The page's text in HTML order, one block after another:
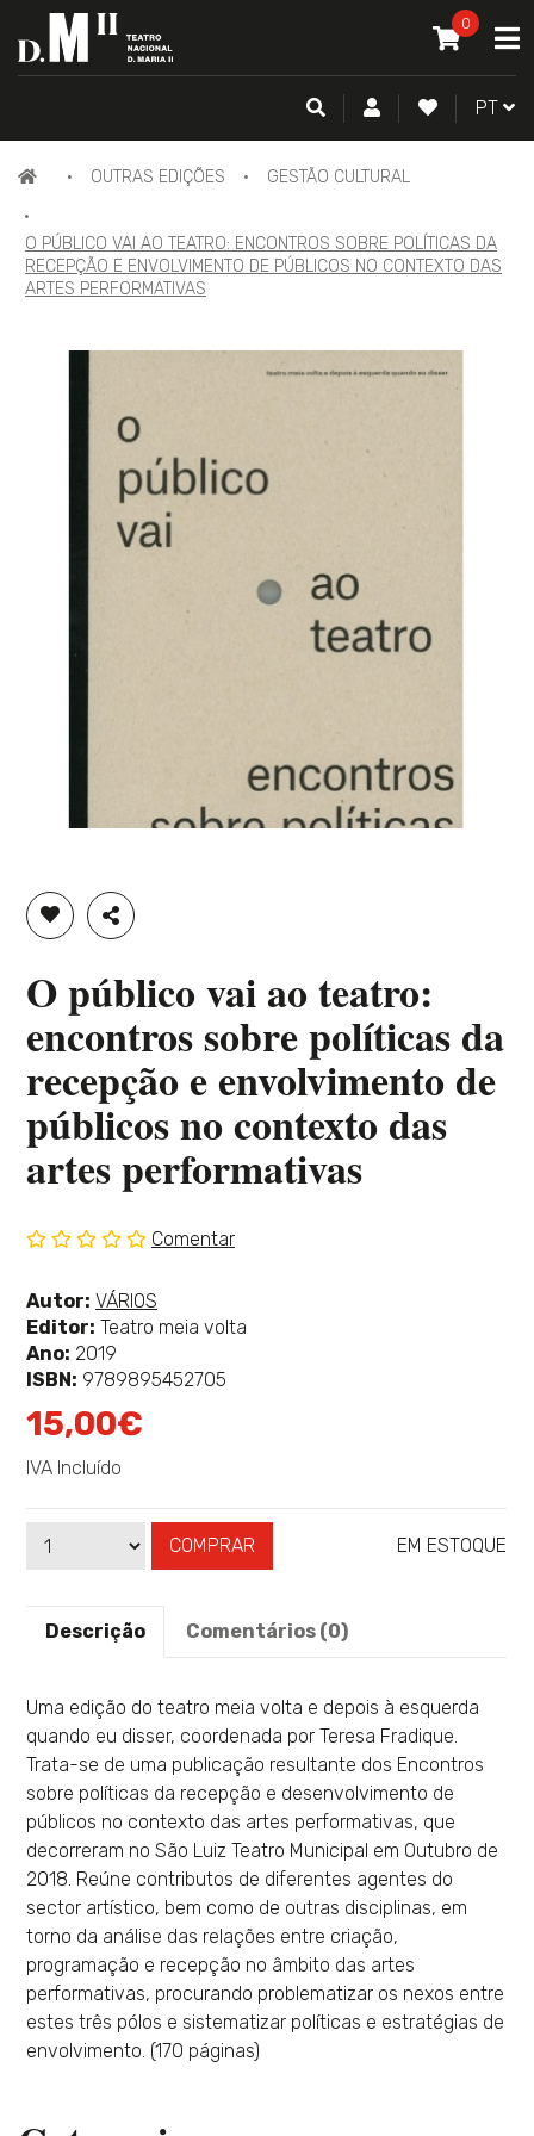
0
O MEU
ITEM(S) -
PESQUISACONTA DEFAZER
PT
PÁGINA OUTRAS EDIÇÕES GESTÃO CULTURAL
O PÚBLICO VAI AO TEATRO: ENCONTROS SOBRE POLÍTICAS DA
RECEPÇÃO E ENVOLVIMENTO DE PÚBLICOS NO CONTEXTO DAS
ARTES PERFORMATIVAS
ADICIONAR À LISTA DE DESEJOS
PARTILHAR
O público vai ao teatro:
encontros sobre políticas da
recepção e envolvimento de
públicos no contexto das
artes performativas
classificação
Comentar
Autor: Ver
mais
sobre
VÁRIOS
Editor: Teatro meia volta
Ano: 2019
ISBN: 9789895452705
15,00€
IVA Incluído
Qtd COMPRAR
Disponibilidade: EM ESTOQUE
Descrição Comentários (0)
Uma edição do teatro meia volta e depois à esquerda
quando eu disser, coordenada por Teresa Fradique.
Trata-se de uma publicação resultante dos Encontros
sobre políticas da recepção e desenvolvimento de
públicos no contexto das artes performativas, que
decorreram no São Luiz Teatro Municipal em Outubro de
2018. Reúne contributos de diferentes agentes do
sector artístico, bem como de outras disciplinas, em
torno da análise das relações entre criação,
programação e recepção no âmbito das artes
performativas, procurando problematizar os nexos entre
estes três pólos e sistematizar políticas e estratégias de
envolvimento. (170 páginas)